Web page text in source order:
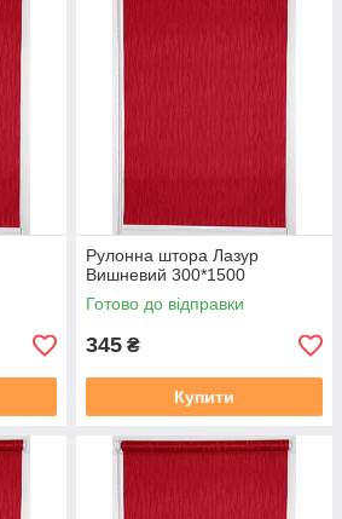
відправки відбуваються у
19.00. Номери декларацій
повідомленням у Вайбер, якщо
СМС!!!
штори вказана з тканини, отже
повний монтажний комплект
для відкритої системи Міні 19
магнітах, на вибір. Штора
за допомогою саморізів, вони в
плюс штапик з двох сторін, там де
стик, ось від такого стику з одного
з іншого боку, це і буде розмір по
shtory.html
Рулонна штора Лазур
Вишневий 300*1500
Готово до відправки
345 ₴
Купити